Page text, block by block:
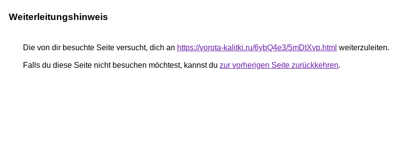
Weiterleitungshinweis
Die von dir besuchte Seite versucht, dich an https://vorota-kalitki.ru/6ybQ4e3/5mDtXvp.html weiterzuleiten.
Falls du diese Seite nicht besuchen möchtest, kannst du zur vorherigen Seite zurückkehren.